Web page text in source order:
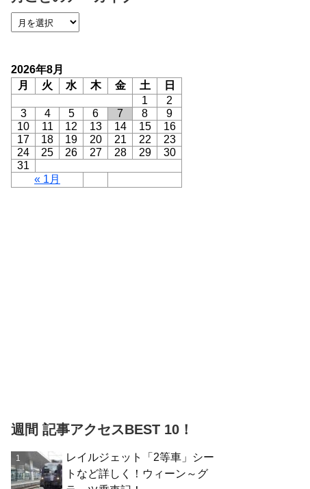
2026年8月
月
火 水 木 金 土 日
« 1月
1
2
3
4 5 6 7 8
9
10
11 12 13 14 15
16
17
18 19 20 21 22
23
24
25 26 27 28 29
30
31
週間 記事アクセスBEST 10！
レイルジェット「2等車」シー
トなど詳しく！ウィーン～グ